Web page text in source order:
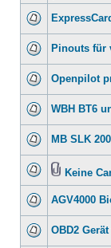
Pinouts für
Openpilot
WBH BT6
MB SLK
Keine
AGV4000
OBD2